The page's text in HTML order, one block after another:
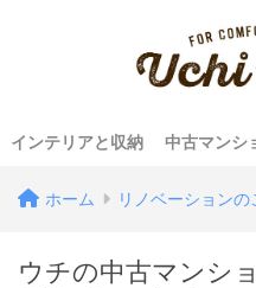
インテリアと収納 中古マンシ
ホーム リノベーションの
ウチの中古マンシ